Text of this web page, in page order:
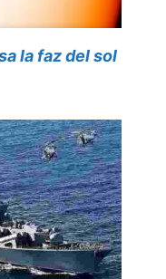
la faz del sol